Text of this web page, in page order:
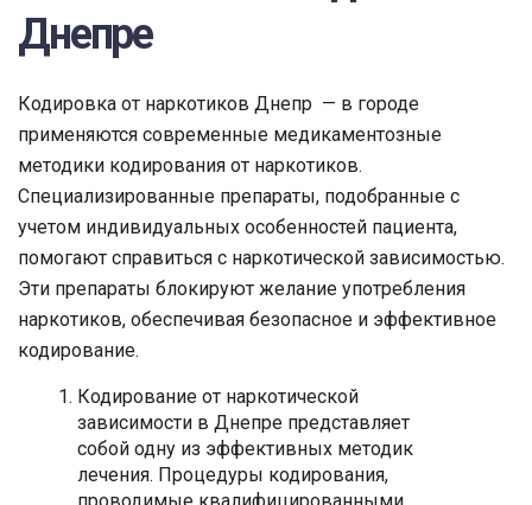
Днепре
Кодировка от наркотиков Днепр — в городе
применяются современные медикаментозные
методики кодирования от наркотиков.
Специализированные препараты, подобранные с
учетом индивидуальных особенностей пациента,
помогают справиться с наркотической зависимостью.
Эти препараты блокируют желание употребления
наркотиков, обеспечивая безопасное и эффективное
кодирование.
Кодирование от наркотической
зависимости в Днепре представляет
собой одну из эффективных методик
лечения. Процедуры кодирования,